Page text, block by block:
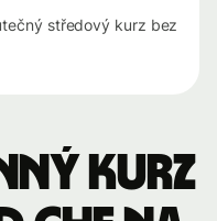
středový kurz bez
kurz